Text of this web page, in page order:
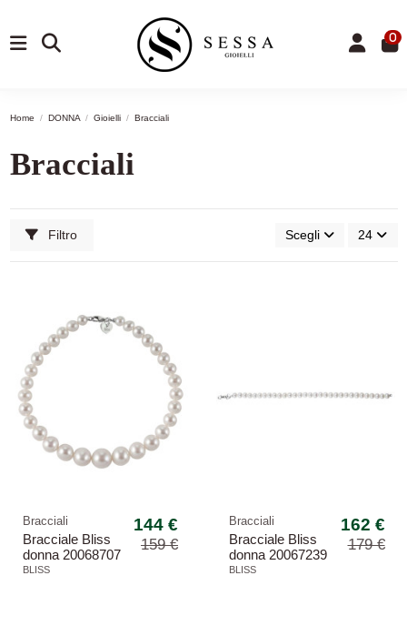
0
Home DONNA Gioielli Bracciali
Bracciali
Filtro Scegli 24
Bracciali
Bracciale Bliss
donna 20068707
Perle oro bianco
BLISS
144 €
159 €
Bracciali
Bracciale Bliss
donna 20067239
Paradise oro
BLISS
162 €
179 €